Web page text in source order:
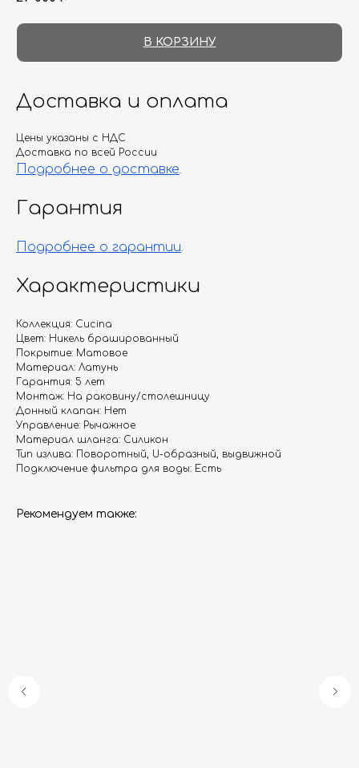
В КОРЗИНУ
Доставка и оплата
Цены указаны с НДС
Доставка по всей России
Подробнее о доставке.
Гарантия
Подробнее о гарантии.
Характеристики
Коллекция: Cucina
Цвет: Никель брашированный
Покрытие: Матовое
Материал: Латунь
Гарантия: 5 лет
Монтаж: На раковину/столешницу
Донный клапан: Нет
Управление: Рычажное
Материал шланга: Силикон
Тип излива: Поворотный, U-образный, выдвижной
Подключение фильтра для воды: Есть
Рекомендуем также:
info@aquame-shop.ru